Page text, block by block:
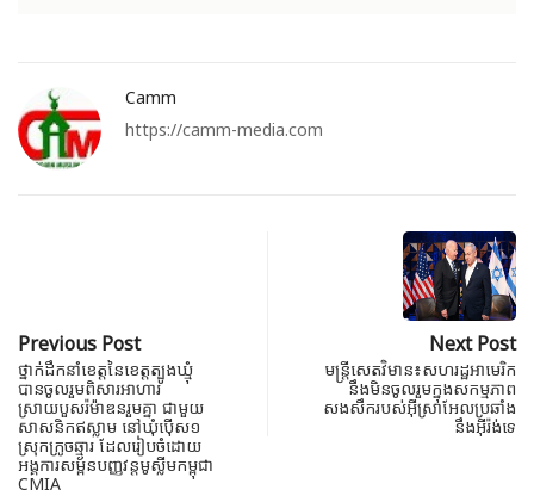
Camm
https://camm-media.com
Previous Post
ថ្នាក់ដឹកនាំខេត្តនៃខេត្តត្បូងឃ្មុំ
បានចូលរួមពិសារអាហារ
ស្រាយបួសរ៉ម៉ាឌនរួមគ្នា ជា​មួយ​
សាសនិក​ឥស្លាម នៅឃុំប៉ើស១
ស្រុកក្រូចឆ្មារ ដែលរៀបចំដោយ
អង្គការ​សម្ព័នបញ្ញវន្ត​មូស្លីម​កម្ពុជា
CMIA
Next Post
មន្រ្តីសេតវិមាន៖សហរដ្ឋអាមេរិក
នឹងមិនចូលរួមក្នុងសកម្មភាព
សងសឹករបស់អ៊ីស្រាអែលប្រឆាំង
នឹងអ៊ីរ៉ង់ទេ